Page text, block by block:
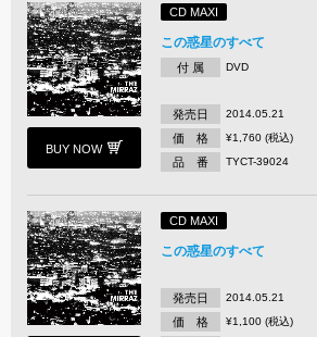
BUY NOW
CD MAXI
この惑星のすべて
付 属 DVD
発売日 2014.05.21
価 格 ¥1,760 (税込)
品 番 TYCT-39024
CD MAXI
この惑星のすべて
発売日 2014.05.21
価 格 ¥1,100 (税込)